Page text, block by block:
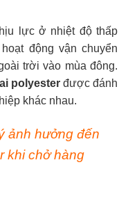
lực ở nhiệt độ thấp
động vận chuyển
trời vào mùa đông.
polyester được đánh
khác nhau.
ảnh hưởng đến
khi chở hàng